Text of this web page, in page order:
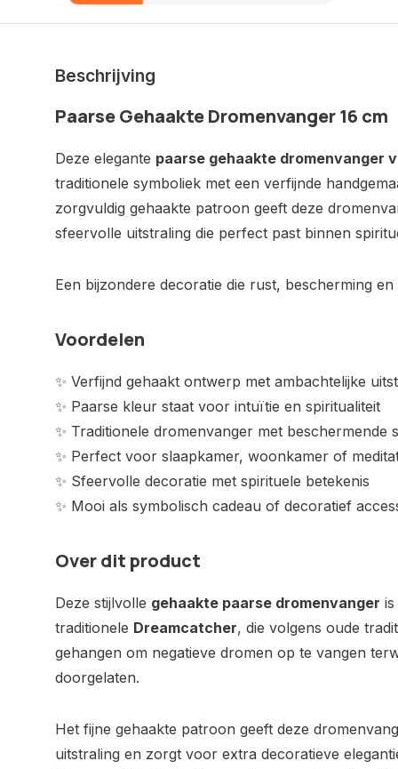
Beschrijving
Paarse Gehaakte Dromenvanger 16 cm
Deze elegante paarse gehaakte dromenvanger
traditionele symboliek met een verfijnde
zorgvuldig gehaakte patroon geeft deze
sfeervolle uitstraling die perfect past binnen
Een bijzondere decoratie die rust, bescherming
Voordelen
✨ Verfijnd gehaakt ontwerp met ambachtelijke
✨ Paarse kleur staat voor intuïtie en spiritualiteit
✨ Traditionele dromenvanger met beschermende
✨ Perfect voor slaapkamer, woonkamer of
✨ Sfeervolle decoratie met spirituele betekenis
✨ Mooi als symbolisch cadeau of decoratief
Over dit product
Deze stijlvolle gehaakte paarse dromenvanger
traditionele Dreamcatcher, die volgens oude
gehangen om negatieve dromen op te vangen
doorgelaten.
Het fijne gehaakte patroon geeft deze
uitstraling en zorgt voor extra decoratieve